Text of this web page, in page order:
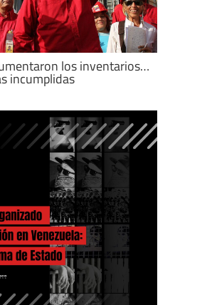
los inventarios…
incumplidas